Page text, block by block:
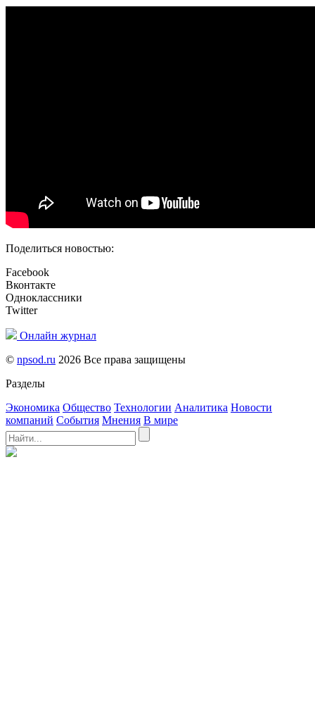
Поделиться новостью:
Facebook
Вконтакте
Одноклассники
Twitter
Онлайн журнал
© npsod.ru 2026 Все права защищены
Разделы
Экономика Общество Технологии Аналитика Новости
компаний События Мнения В мире